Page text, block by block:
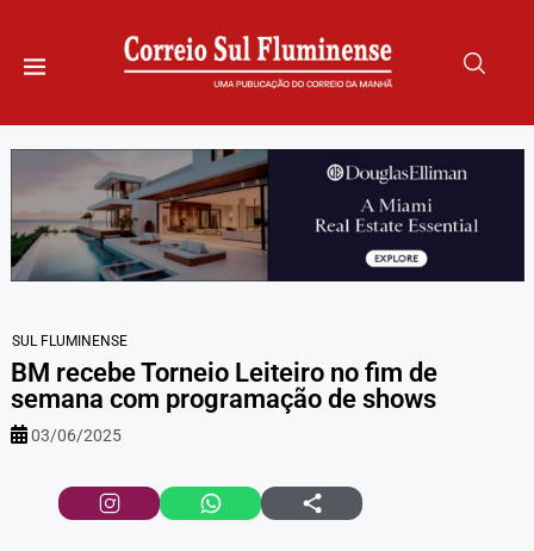
SUL FLUMINENSE
BM recebe Torneio Leiteiro no fim de
semana com programação de shows
03/06/2025